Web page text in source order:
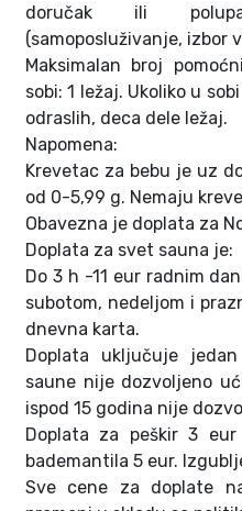
doručak ili
(samoposluživanje, izbor
Maksimalan broj
sobi: 1 ležaj. Ukoliko u
odraslih, deca dele ležaj.
Napomena:
Krevetac za bebu je uz
od 0-5,99 g. Nemaju
Obavezna je doplata za
Doplata za svet sauna je:
Do 3 h -11 eur radnim
subotom, nedeljom i
dnevna karta.
Doplata uključuje
saune nije dozvoljeno
ispod 15 godina nije
Doplata za peškir 3
bademantila 5 eur.
Sve cene za doplate